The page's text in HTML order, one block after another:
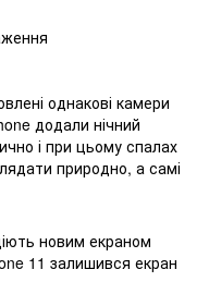
однакові камери
додали нічний
і при цьому спалах
природно, а самі
новим екраном
11 залишився екран